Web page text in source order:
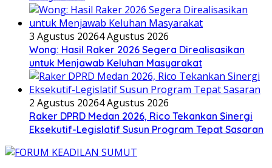
3 Agustus 20264 Agustus 2026
Wong: Hasil Raker 2026 Segera Direalisasikan
untuk Menjawab Keluhan Masyarakat
2 Agustus 20264 Agustus 2026
Raker DPRD Medan 2026, Rico Tekankan Sinergi
Eksekutif-Legislatif Susun Program Tepat Sasaran